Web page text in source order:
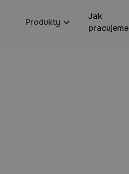
Produkty
Jak
pracujeme